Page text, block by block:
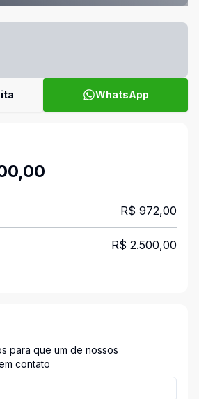
WhatsApp
R$ 972,00
R$ 2.500,00
para que um de nossos
contato